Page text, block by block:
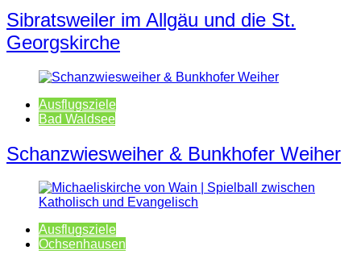
Sibratsweiler im Allgäu und die St.
Georgskirche
Ausflugsziele
Bad Waldsee
Schanzwiesweiher & Bunkhofer Weiher
Ausflugsziele
Ochsenhausen